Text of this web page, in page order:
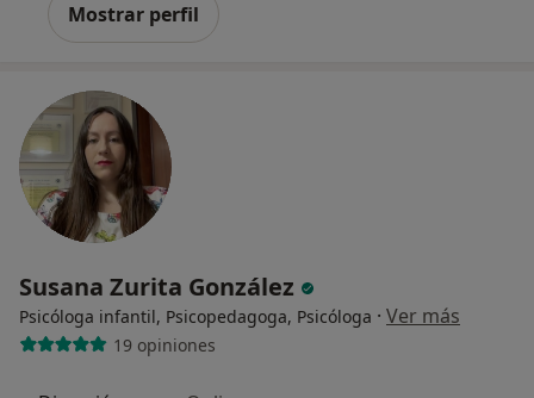
Mostrar perfil
Susana Zurita González
Psicóloga infantil, Psicopedagoga, Psicóloga · Ver más
19 opiniones